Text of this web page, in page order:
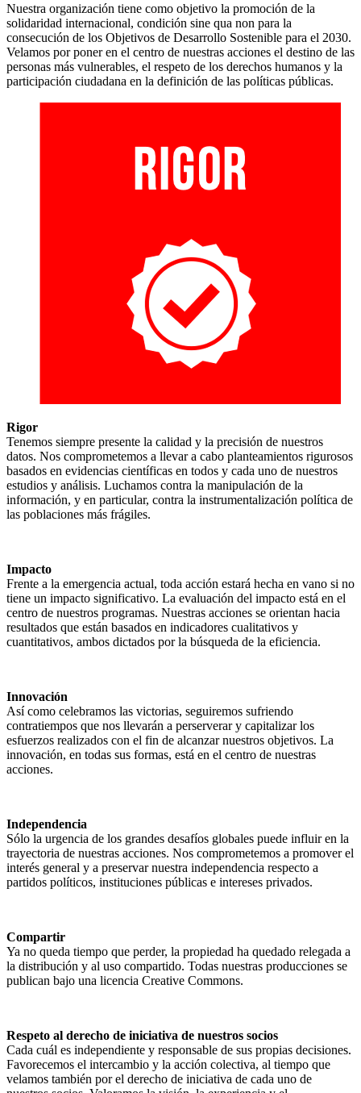
Nuestra organización tiene como objetivo la promoción de la
solidaridad internacional, condición sine qua non para la
consecución de los Objetivos de Desarrollo Sostenible para el 2030.
Velamos por poner en el centro de nuestras acciones el destino de las
personas más vulnerables, el respeto de los derechos humanos y la
participación ciudadana en la definición de las políticas públicas.
Rigor
Tenemos siempre presente la calidad y la precisión de nuestros
datos. Nos comprometemos a llevar a cabo planteamientos rigurosos
basados en evidencias científicas en todos y cada uno de nuestros
estudios y análisis. Luchamos contra la manipulación de la
información, y en particular, contra la instrumentalización política de
las poblaciones más frágiles.
Impacto
Frente a la emergencia actual, toda acción estará hecha en vano si no
tiene un impacto significativo. La evaluación del impacto está en el
centro de nuestros programas. Nuestras acciones se orientan hacia
resultados que están basados en indicadores cualitativos y
cuantitativos, ambos dictados por la búsqueda de la eficiencia.
Innovación
Así como celebramos las victorias, seguiremos sufriendo
contratiempos que nos llevarán a perserverar y capitalizar los
esfuerzos realizados con el fin de alcanzar nuestros objetivos. La
innovación, en todas sus formas, está en el centro de nuestras
acciones.
Independencia
Sólo la urgencia de los grandes desafíos globales puede influir en la
trayectoria de nuestras acciones. Nos comprometemos a promover el
interés general y a preservar nuestra independencia respecto a
partidos políticos, instituciones públicas e intereses privados.
Compartir
Ya no queda tiempo que perder, la propiedad ha quedado relegada a
la distribución y al uso compartido. Todas nuestras producciones se
publican bajo una licencia Creative Commons.
Respeto al derecho de iniciativa de nuestros socios
Cada cuál es independiente y responsable de sus propias decisiones.
Favorecemos el intercambio y la acción colectiva, al tiempo que
velamos también por el derecho de iniciativa de cada uno de